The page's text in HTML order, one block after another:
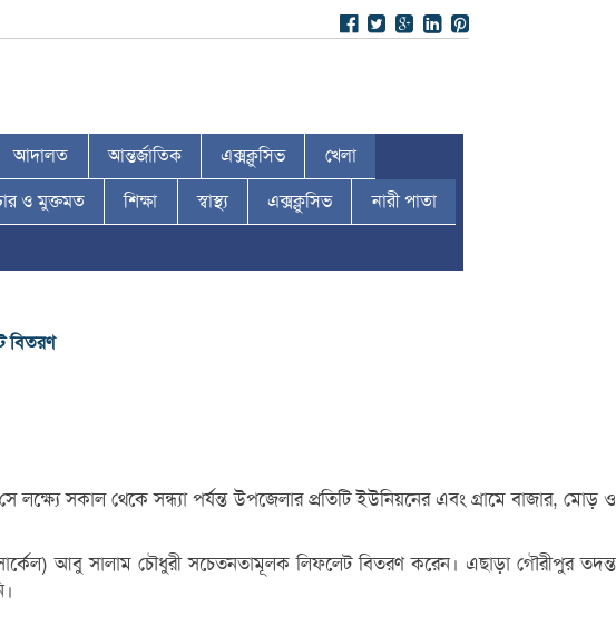
আদালত আন্তর্জাতিক এক্সক্লুসিভ খেলা
ও মুক্তমত শিক্ষা স্বাস্থ্য এক্সক্লুসিভ নারী পাতা
বিতরণ
সকাল থেকে সন্ধ্যা পর্যন্ত উপজেলার প্রতিটি ইউনিয়নের এবং গ্রামে বাজার, মোড় ও
আবু সালাম চৌধুরী সচেতনতামূলক লিফলেট বিতরণ করেন। এছাড়া গৌরীপুর তদন্ত